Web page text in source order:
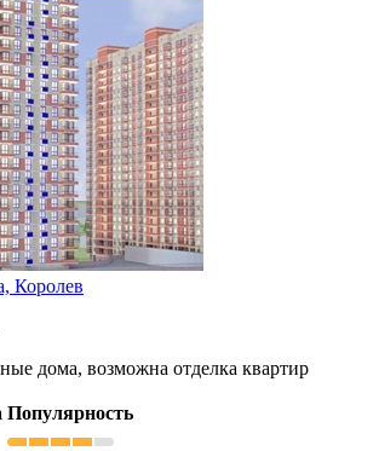
Королев
дома, возможна отделка квартир
Популярность